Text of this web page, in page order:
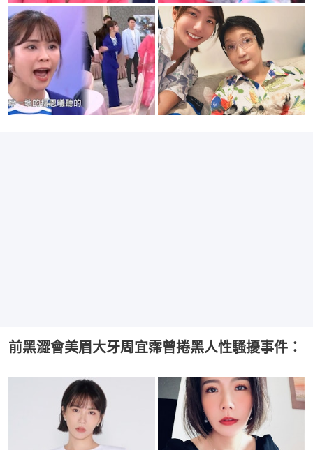
前黑澀會美眉大牙周宜霈曾捲黑人性騷擾事件：